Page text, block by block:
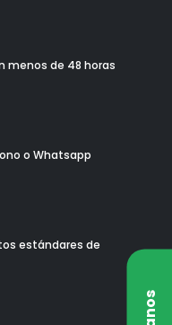
menos de 48 horas
o Whatsapp
estándares de